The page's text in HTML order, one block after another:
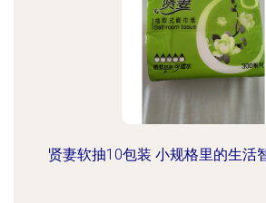
贤妻软抽10包装 小规格里的生活